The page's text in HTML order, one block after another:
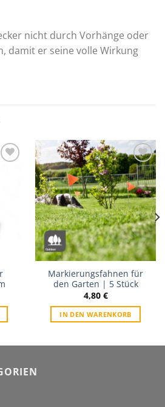
nicht durch Vorhänge oder
damit er seine volle Wirkung
Zur
Wunschliste
Markierungsfahnen für
den Garten | 5 Stück
4,80 €
IN DEN WARENKORB